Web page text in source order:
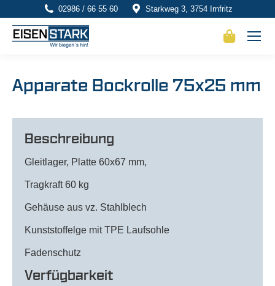
02986 / 66 55 60 Starkweg 3, 3754 Irnfritz
Apparate Bockrolle 75x25 mm
Beschreibung
Gleitlager, Platte 60x67 mm,
Tragkraft 60 kg
Gehäuse aus vz. Stahlblech
Kunststoffelge mit TPE Laufsohle
Fadenschutz
Verfügbarkeit